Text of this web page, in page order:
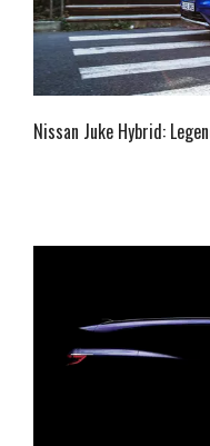
Nissan Juke Hybrid: